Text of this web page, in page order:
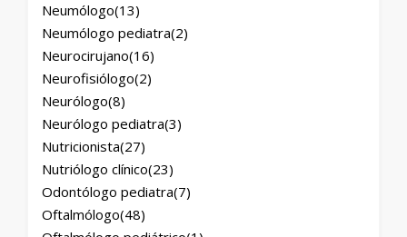
Neumólogo(13)
Neumólogo pediatra(2)
Neurocirujano(16)
Neurofisiólogo(2)
Neurólogo(8)
Neurólogo pediatra(3)
Nutricionista(27)
Nutriólogo clínico(23)
Odontólogo pediatra(7)
Oftalmólogo(48)